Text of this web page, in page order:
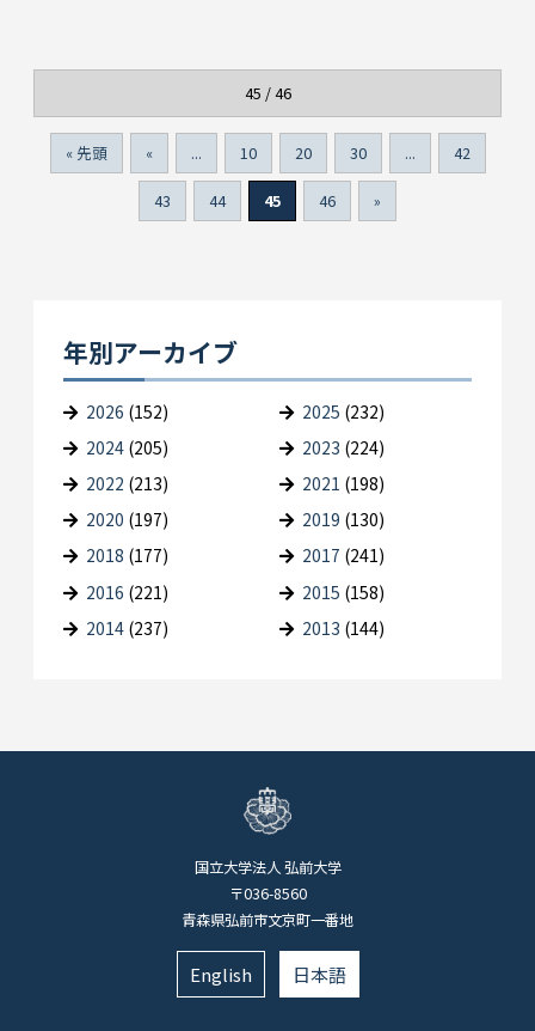
45 / 46
« 先頭 « ... 10 20 30 ... 42
43 44 45 46 »
年別アーカイブ
2026 (152) 2025 (232)
2024 (205) 2023 (224)
2022 (213) 2021 (198)
2020 (197) 2019 (130)
2018 (177) 2017 (241)
2016 (221) 2015 (158)
2014 (237) 2013 (144)
国立大学法人 弘前大学
〒036-8560
青森県弘前市文京町一番地
English 日本語